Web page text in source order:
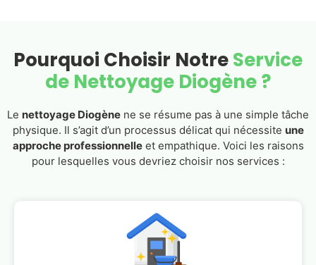
Pourquoi Choisir NotreService
de Nettoyage Diogène ?
Le nettoyage Diogène ne se résume pas à une simple tâche
physique. Il s’agit d’un processus délicat qui nécessite une
approche professionnelleet empathique. Voici les raisons
pour lesquelles vous devriez choisir nos services :